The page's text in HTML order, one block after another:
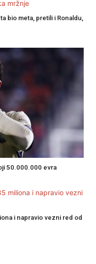
bio meta, pretili i Ronaldu,
50.000.000 evra
i napravio vezni red od